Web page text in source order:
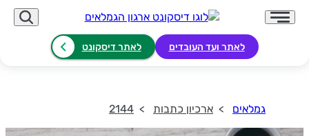
לאתר ועד העובדים לאתר דיסקונט
גמלאים ארכיון כתבות 2144